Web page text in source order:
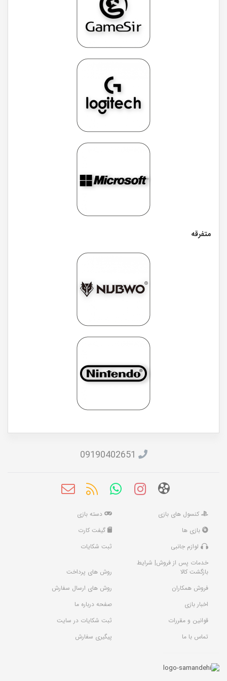
متفرقه
09190402651
کنسول های بازی
دسته بازی
بازی ها
گیفت کارت
لوازم جانبی
ثبت شکایات
خدمات پس از فروش| شرایط
بازگشت کالا
روش های پرداخت
فروش همکاران
روش های ارسال سفارش
اخبار بازی
صفحه درباره ما
قوانین و مقررات
ثبت شکایات در سایت
تماس با ما
پیگیری سفارش